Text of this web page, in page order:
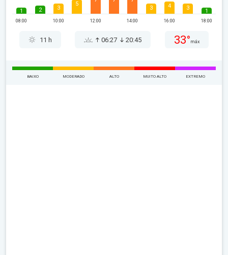
1
08:00
2 3
10:00
5
12:00 14:00
3 4
16:00
3 1
18:00
11 h 06:27 20:45 33° máx
BAIXO MODERADO ALTO MUITO ALTO EXTREMO